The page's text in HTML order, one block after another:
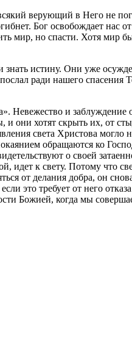
верующий в Него не
Бог освобождает
но спасти. Хотя мир
знать истину. Они уже
ради нашего
и заблуждение
хотят скрыть их, от
света Христова могло
обращаются ко
о своей
идет к свету. Потому что
от делания добра, он
требует от него
Божией, когда мы